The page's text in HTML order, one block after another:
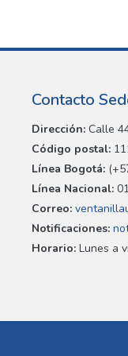
Contacto
Dirección: Calle
Código postal:
Línea Bogotá:
Línea Nacional:
Correo:
Notificaciones:
Horario: Lunes a